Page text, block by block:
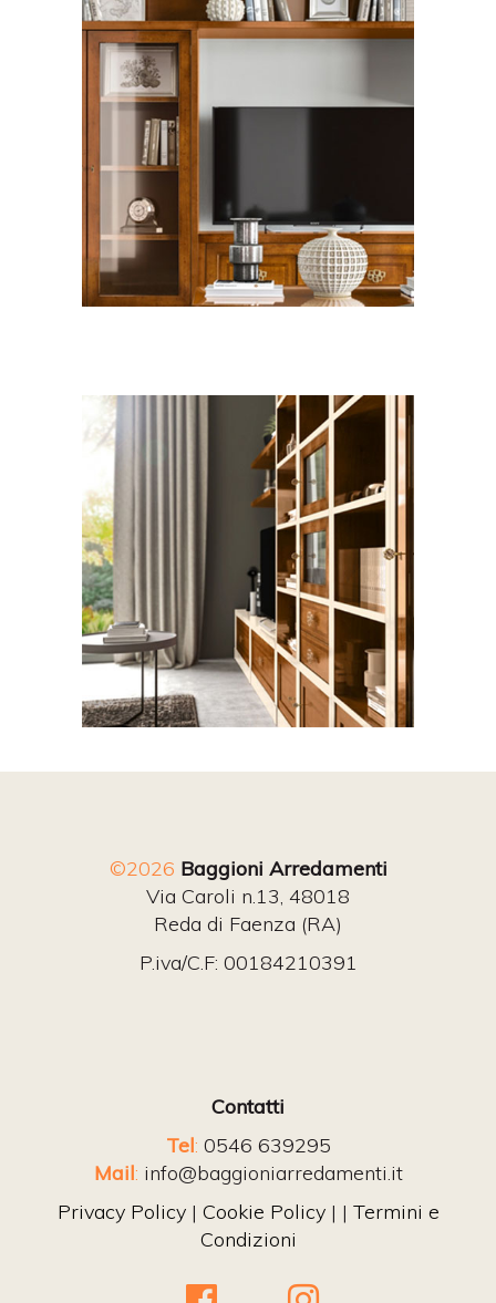
ZONA GIORNO CLASSICO
Le Fablier Le
ZONA GIORNO CLASSICO
Le Fablier Le
Mimose
©2026 Baggioni Arredamenti
Via Caroli n.13, 48018
Reda di Faenza (RA)
P.iva/C.F: 00184210391
Contatti
Tel: 0546 639295
Mail: info@baggioniarredamenti.it
Privacy Policy| Cookie Policy| | Termini e
Condizioni